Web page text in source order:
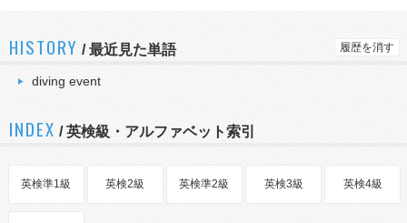
HISTORY /最近見た単語 履歴を消す
diving event
INDEX / 英検級・アルファベット索引
英検準1級 英検2級 英検準2級 英検3級 英検4級